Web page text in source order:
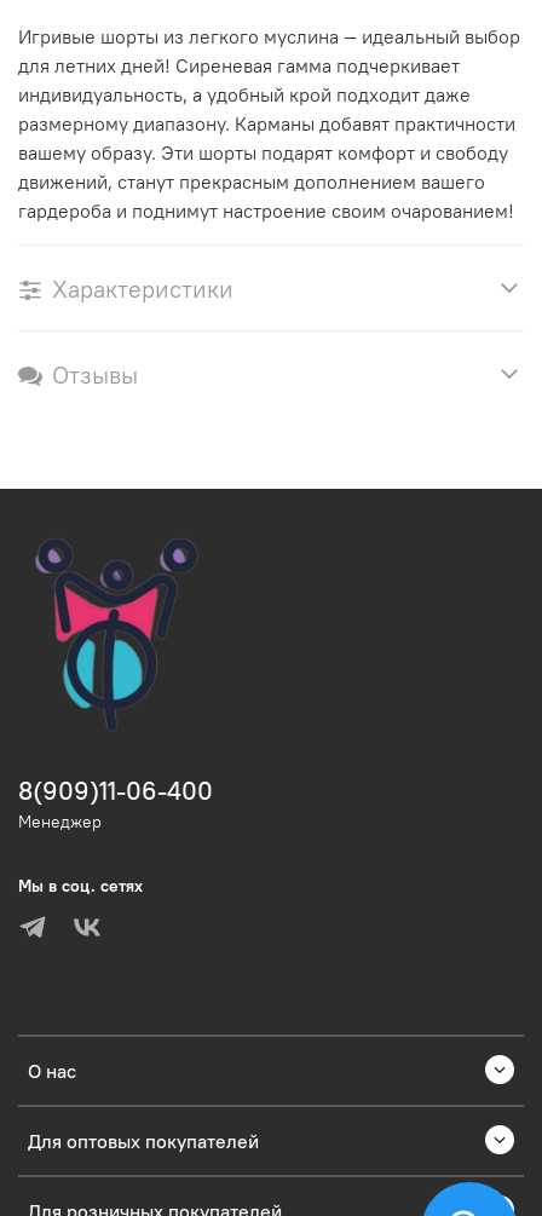
Игривые шорты из легкого муслина — идеальный выбор
для летних дней! Сиреневая гамма подчеркивает
индивидуальность, а удобный крой подходит даже
размерному диапазону. Карманы добавят практичности
вашему образу. Эти шорты подарят комфорт и свободу
движений, станут прекрасным дополнением вашего
гардероба и поднимут настроение своим очарованием!
Характеристики
Отзывы
О нас
Для оптовых покупателей
8(909)11-06-400
Менеджер
Мы в соц. сетях